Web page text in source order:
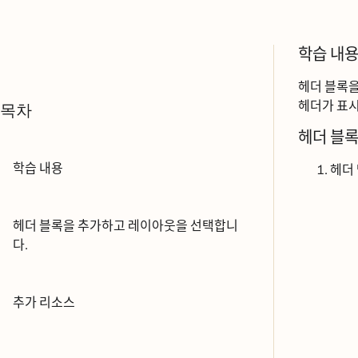
목차
학습 내용
헤더 블록을 추가하고 레이아웃을 선택합니
다.
추가 리소스
학습 내용
헤더
헤더가
헤더
헤더